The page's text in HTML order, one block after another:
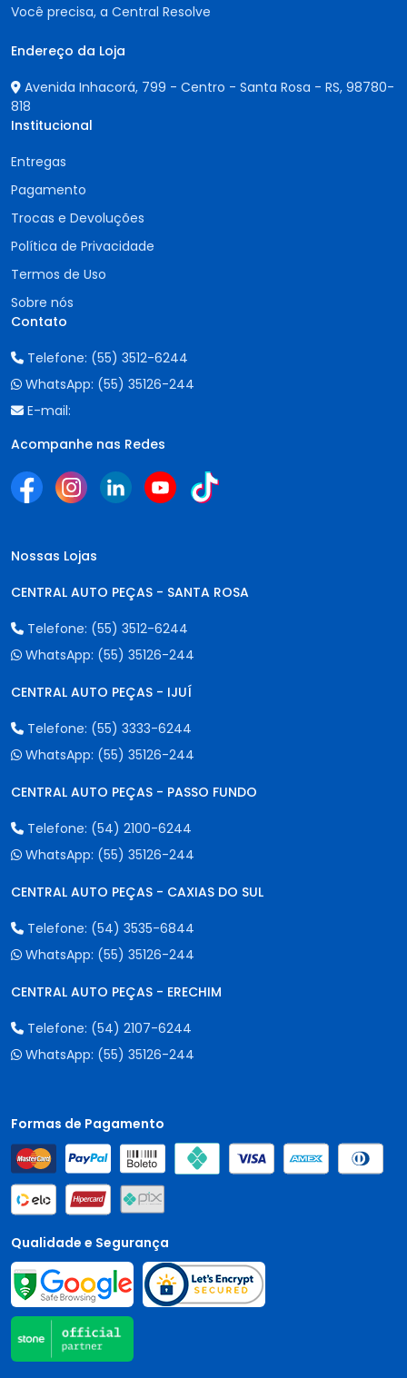
Você precisa, a Central Resolve
Endereço da Loja
Avenida Inhacorá, 799 - Centro - Santa Rosa - RS, 98780-
818
Institucional
Entregas
Pagamento
Trocas e Devoluções
Política de Privacidade
Termos de Uso
Sobre nós
Contato
Telefone: (55) 3512-6244
WhatsApp: (55) 35126-244
E-mail:
Acompanhe nas Redes
Nossas Lojas
CENTRAL AUTO PEÇAS - SANTA ROSA
Telefone: (55) 3512-6244
WhatsApp: (55) 35126-244
CENTRAL AUTO PEÇAS - IJUÍ
Telefone: (55) 3333-6244
WhatsApp: (55) 35126-244
CENTRAL AUTO PEÇAS - PASSO FUNDO
Telefone: (54) 2100-6244
WhatsApp: (55) 35126-244
CENTRAL AUTO PEÇAS - CAXIAS DO SUL
Telefone: (54) 3535-6844
WhatsApp: (55) 35126-244
CENTRAL AUTO PEÇAS - ERECHIM
Telefone: (54) 2107-6244
WhatsApp: (55) 35126-244
Formas de Pagamento
Qualidade e Segurança